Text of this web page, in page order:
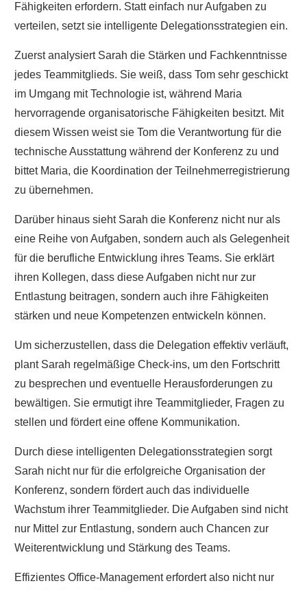
Fähigkeiten erfordern. Statt einfach nur Aufgaben zu
verteilen, setzt sie intelligente Delegationsstrategien ein.
Zuerst analysiert Sarah die Stärken und Fachkenntnisse
jedes Teammitglieds. Sie weiß, dass Tom sehr geschickt
im Umgang mit Technologie ist, während Maria
hervorragende organisatorische Fähigkeiten besitzt. Mit
diesem Wissen weist sie Tom die Verantwortung für die
technische Ausstattung während der Konferenz zu und
bittet Maria, die Koordination der Teilnehmerregistrierung
zu übernehmen.
Darüber hinaus sieht Sarah die Konferenz nicht nur als
eine Reihe von Aufgaben, sondern auch als Gelegenheit
für die berufliche Entwicklung ihres Teams. Sie erklärt
ihren Kollegen, dass diese Aufgaben nicht nur zur
Entlastung beitragen, sondern auch ihre Fähigkeiten
stärken und neue Kompetenzen entwickeln können.
Um sicherzustellen, dass die Delegation effektiv verläuft,
plant Sarah regelmäßige Check-ins, um den Fortschritt
zu besprechen und eventuelle Herausforderungen zu
bewältigen. Sie ermutigt ihre Teammitglieder, Fragen zu
stellen und fördert eine offene Kommunikation.
Durch diese intelligenten Delegationsstrategien sorgt
Sarah nicht nur für die erfolgreiche Organisation der
Konferenz, sondern fördert auch das individuelle
Wachstum ihrer Teammitglieder. Die Aufgaben sind nicht
nur Mittel zur Entlastung, sondern auch Chancen zur
Weiterentwicklung und Stärkung des Teams.
Effizientes Office-Management erfordert also nicht nur